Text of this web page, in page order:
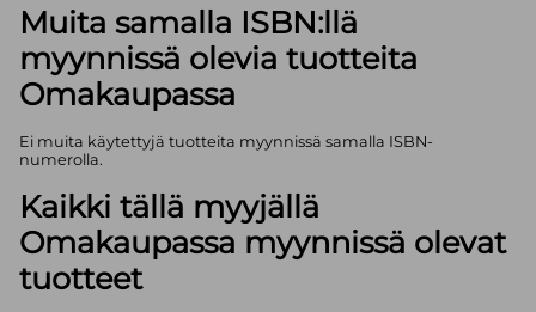
Muita samalla ISBN:llä
myynnissä olevia tuotteita
Omakaupassa
Ei muita käytettyjä tuotteita myynnissä samalla ISBN-
numerolla.
Kaikki tällä myyjällä
Omakaupassa myynnissä olevat
tuotteet